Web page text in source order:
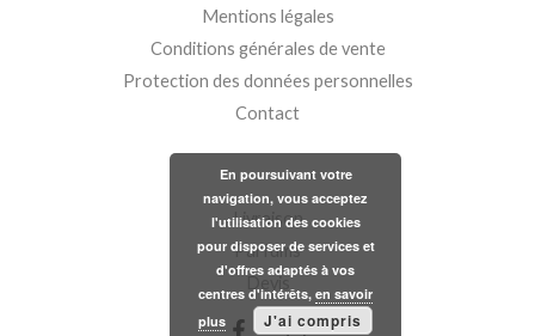
Mentions légales
Conditions générales de vente
Protection des données personnelles
Contact
Livraison
Parfums
En poursuivant votre
navigation, vous acceptez
l'utilisation des cookies
pour disposer de services et
d'offres adaptés à vos
centres d'intérêts, en savoir
plus
J'ai compris